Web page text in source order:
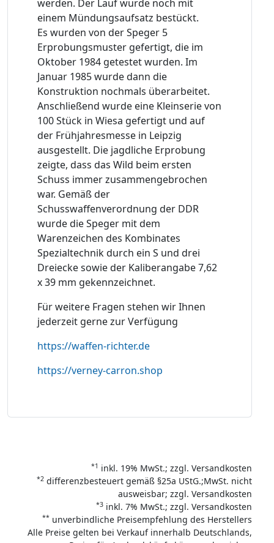
werden. Der Lauf wurde noch mit
einem Mündungsaufsatz bestückt.
Es wurden von der Speger 5
Erprobungsmuster gefertigt, die im
Oktober 1984 getestet wurden. Im
Januar 1985 wurde dann die
Konstruktion nochmals überarbeitet.
Anschließend wurde eine Kleinserie von
100 Stück in Wiesa gefertigt und auf
der Frühjahresmesse in Leipzig
ausgestellt. Die jagdliche Erprobung
zeigte, dass das Wild beim ersten
Schuss immer zusammengebrochen
war. Gemäß der
Schusswaffenverordnung der DDR
wurde die Speger mit dem
Warenzeichen des Kombinates
Spezialtechnik durch ein S und drei
Dreiecke sowie der Kaliberangabe 7,62
x 39 mm gekennzeichnet.
Für weitere Fragen stehen wir Ihnen
jederzeit gerne zur Verfügung
https://waffen-richter.de
https://verney-carron.shop
*1 inkl. 19% MwSt.; zzgl. Versandkosten
*2 differenzbesteuert gemäß §25a UStG.;MwSt. nicht
ausweisbar; zzgl. Versandkosten
*3 inkl. 7% MwSt.; zzgl. Versandkosten
** unverbindliche Preisempfehlung des Herstellers
Alle Preise gelten bei Verkauf innerhalb Deutschlands,